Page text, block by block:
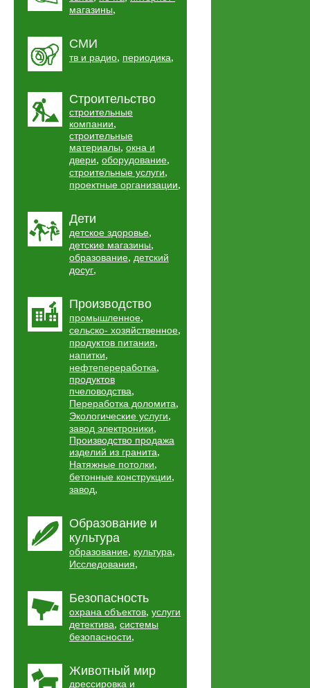
магазины,
СМИ
тв и радио, периодика,
Строительство
строительные
компании,
строительные
материалы, окна и
двери, оборудование,
строительные услуги,
проектные организации,
Дети
детское здоровье,
детские магазины,
образование, детский
досуг,
Производство
промышленное,
сельско- хозяйственное,
продуктов питания,
напитки,
нефтепереработка,
продуктов
пчеловодства,
Переработка доломита,
Экологические услуги,
завод электроники,
Производство продажа
изделий из гранита,
Натяжные потолки,
бетонные конструкции,
завод,
Образование и
культура
образование, культура,
Исследования,
Безопасность
охрана объектов, услуги
детектива, системы
безопасности,
Животный мир
дрессировка и